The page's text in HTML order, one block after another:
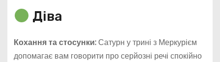
Діва
Кохання та стосунки:Сатурн у трині з Меркурієм
допомагає вам говорити про серйозні речі спокійно